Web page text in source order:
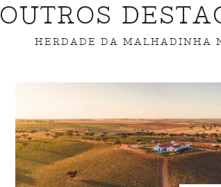
OUTROS
HERDADE DA MALHADINHA